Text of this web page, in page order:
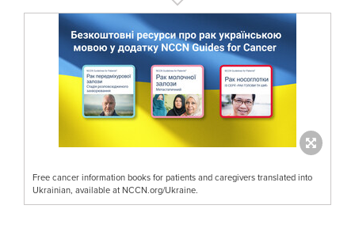
Free cancer information books for patients and caregivers translated into
Ukrainian, available at NCCN.org/Ukraine.